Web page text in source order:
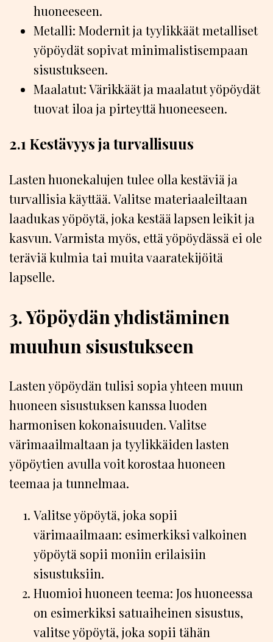
huoneeseen.
Metalli: Modernit ja tyylikkäät metalliset
yöpöydät sopivat minimalistisempaan
sisustukseen.
Maalatut: Värikkäät ja maalatut yöpöydät
tuovat iloa ja pirteyttä huoneeseen.
2.1 Kestävyys ja turvallisuus
Lasten huonekalujen tulee olla kestäviä ja
turvallisia käyttää. Valitse materiaaleiltaan
laadukas yöpöytä, joka kestää lapsen leikit ja
kasvun. Varmista myös, että yöpöydässä ei ole
teräviä kulmia tai muita vaaratekijöitä
lapselle.
3. Yöpöydän yhdistäminen
muuhun sisustukseen
Lasten yöpöydän tulisi sopia yhteen muun
huoneen sisustuksen kanssa luoden
harmonisen kokonaisuuden. Valitse
värimaailmaltaan ja tyylikkäiden lasten
yöpöytien avulla voit korostaa huoneen
teemaa ja tunnelmaa.
Valitse yöpöytä, joka sopii
värimaailmaan: esimerkiksi valkoinen
yöpöytä sopii moniin erilaisiin
sisustuksiin.
Huomioi huoneen teema: Jos huoneessa
on esimerkiksi satuaiheinen sisustus,
valitse yöpöytä, joka sopii tähän